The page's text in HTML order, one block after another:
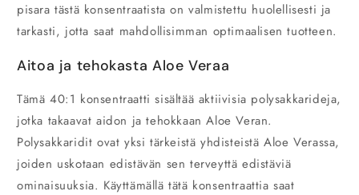
pisara tästä konsentraatista on valmistettu huolellisesti ja
tarkasti, jotta saat mahdollisimman optimaalisen tuotteen.
Aitoa ja tehokasta Aloe Veraa
Tämä 40:1 konsentraatti sisältää aktiivisia polysakkarideja,
jotka takaavat aidon ja tehokkaan Aloe Veran.
Polysakkaridit ovat yksi tärkeistä yhdisteistä Aloe Verassa,
joiden uskotaan edistävän sen terveyttä edistäviä
ominaisuuksia. Käyttämällä tätä konsentraattia saat